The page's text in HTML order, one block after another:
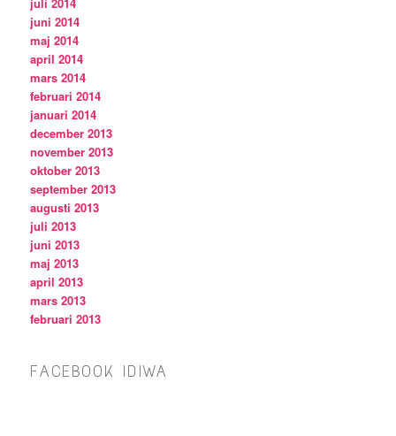
juni 2014
maj 2014
april 2014
mars 2014
februari 2014
januari 2014
december 2013
november 2013
oktober 2013
september 2013
augusti 2013
juli 2013
juni 2013
maj 2013
april 2013
mars 2013
februari 2013
FACEBOOK IDIWA